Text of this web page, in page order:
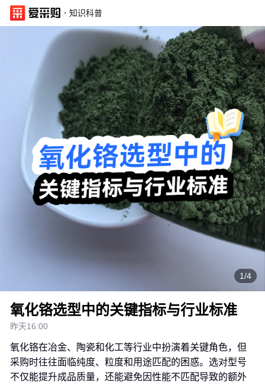
· 知识科普
1/4
氧化铬选型中的关键指标与行业标准
昨天16:00
氧化铬在冶金、陶瓷和化工等行业中扮演着关键角色，但
采购时往往面临纯度、粒度和用途匹配的困惑。选对型号
不仅能提升成品质量，还能避免因性能不匹配导致的额外